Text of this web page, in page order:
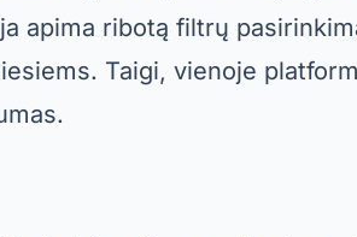
apima ribotą filtrų
Taigi, vienoje